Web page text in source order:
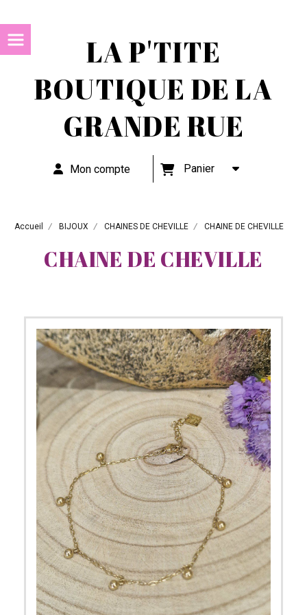
LA P'TITE
BOUTIQUE DE LA
GRANDE RUE
Mon compte Panier
Accueil BIJOUX CHAINES DE CHEVILLE CHAINE DE CHEVILLE
CHAINE DE CHEVILLE